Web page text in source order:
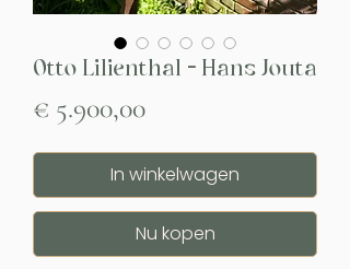
Otto Lilienthal - Hans Jouta
€ 5.900,00Prijs
In winkelwagen
Nu kopen